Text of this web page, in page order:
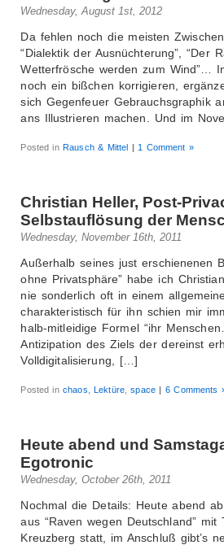
Wednesday, August 1st, 2012
Da fehlen noch die meisten
“Dialektik der Ausnüchterung”, “Der
Wetterfrösche werden zum Wind”…
noch ein bißchen korrigieren,
sich Gegenfeuer Gebrauchsgraphik
ans Illustrieren machen. Und im
Posted inRausch & Mittel | 1 Comment »
Christian Heller, Post-
Selbstauflösung der
Wednesday, November 16th, 2011
Außerhalb seines just erschienenen
ohne Privatsphäre” habe ich
nie sonderlich oft in einem
charakteristisch für ihn schien mir
halb-mitleidige Formel “ihr
Antizipation des Ziels der dereinst
Volldigitalisierung, […]
Posted inchaos ,Lektüre,space | 6 Comments
Heute abend und
Egotronic
Wednesday, October 26th, 2011
Nochmal die Details: Heute abend
aus “Raven wegen Deutschland”
Kreuzberg statt, im Anschluß gibt’s